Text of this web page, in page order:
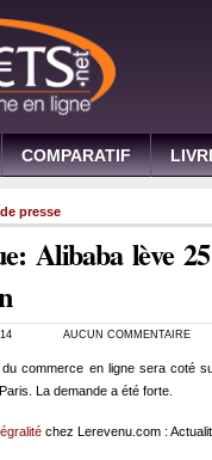
COMPARATIF
presse
Alibaba lève
AUCUN COMMENTAIRE
du commerce en ligne sera coté
La demande a été forte.
chez Lerevenu.com :